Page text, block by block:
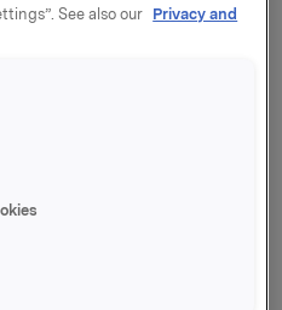
for Orkla
det var tegn til bedring
kvartal i 2013.
veksten var 0,9 % i
bidro til en positiv
og Orkla
See also our Privacy and